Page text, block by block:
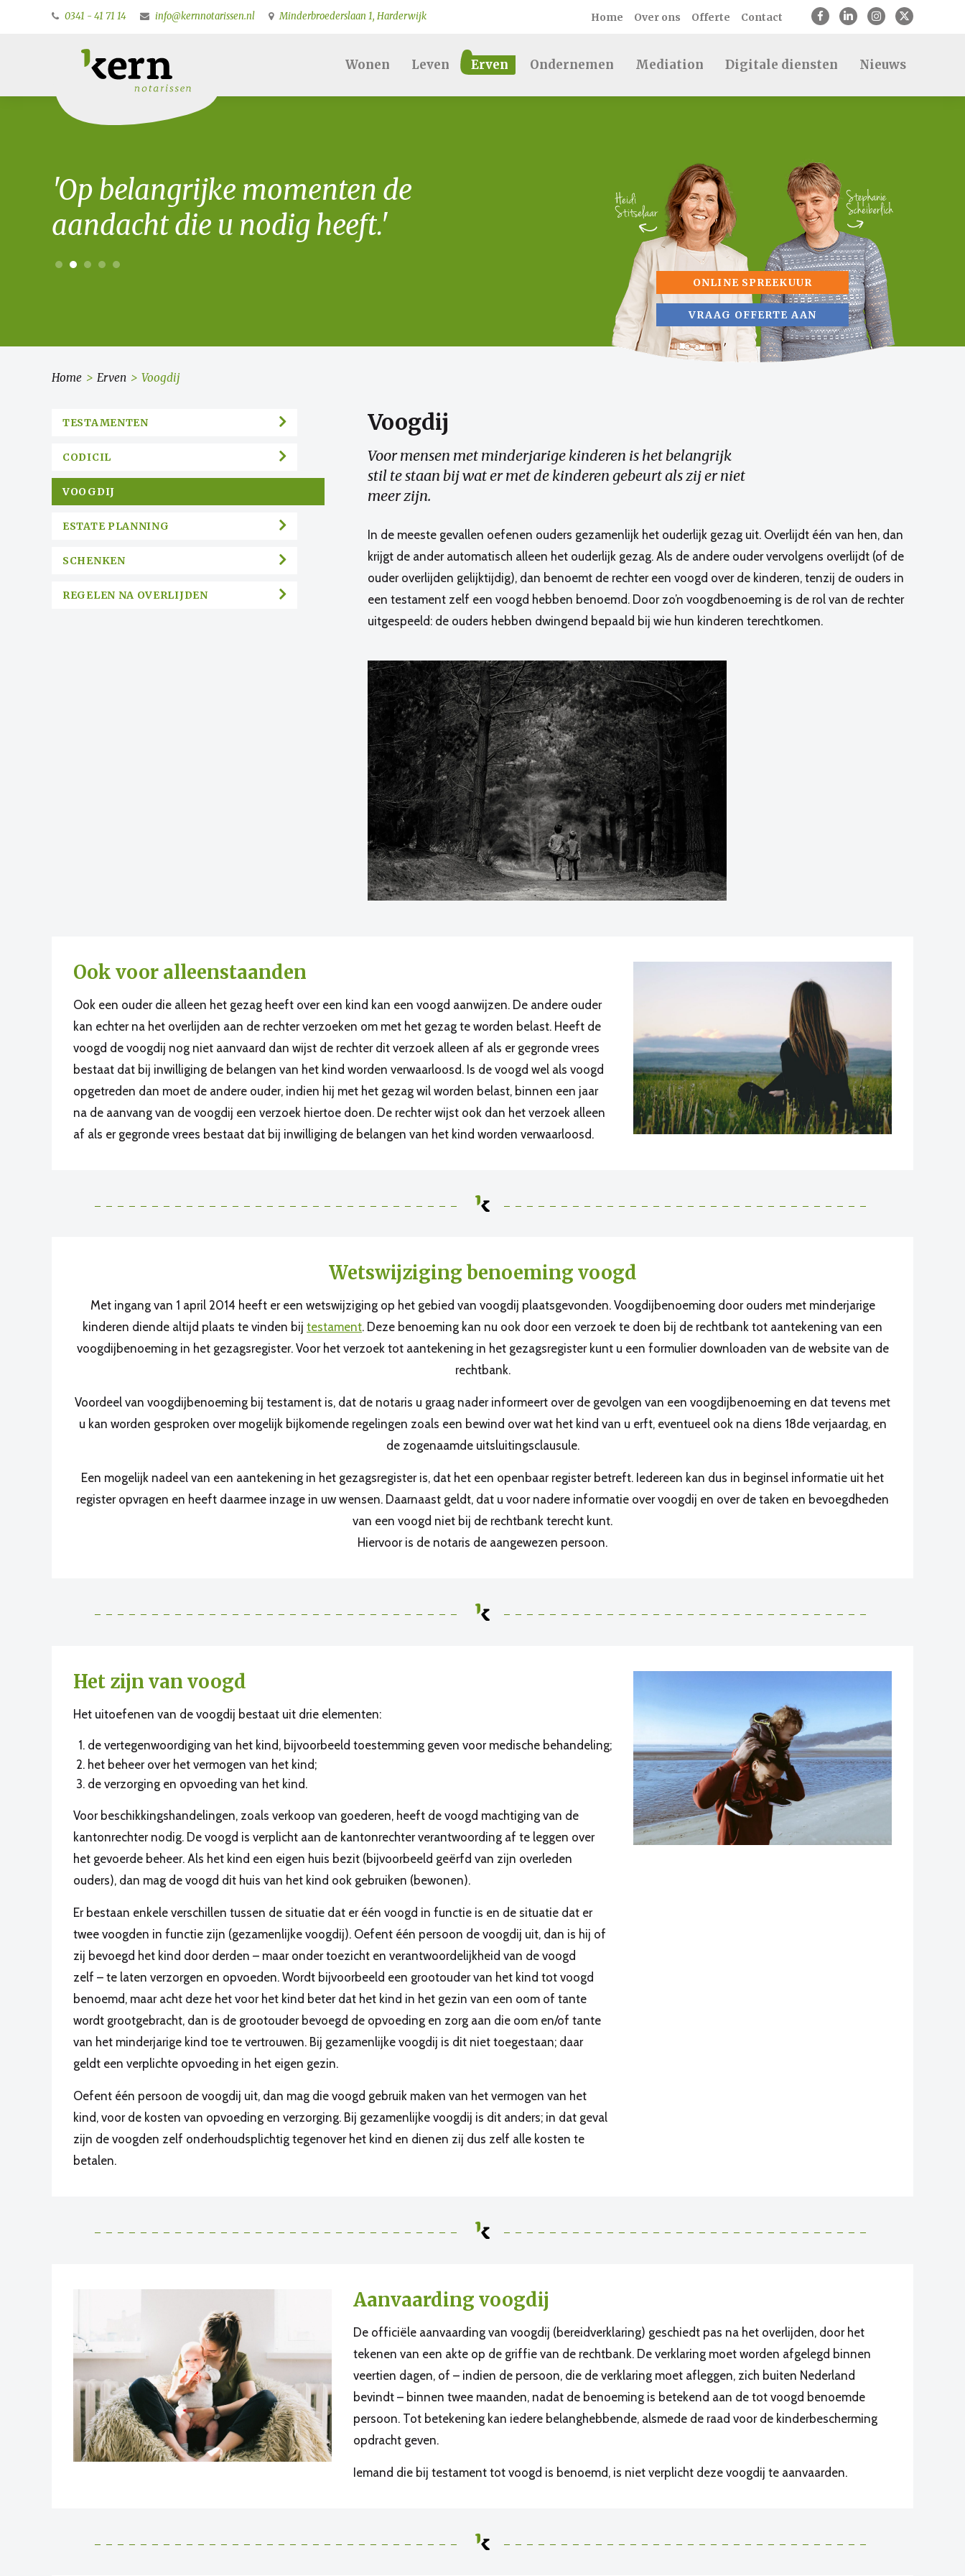
0341 - 41 71 14 info@kernnotarissen.nl Minderbroederslaan 1, Harderwijk Home Over ons Offerte Contact
Wonen Leven Erven Ondernemen Mediation Digitale diensten Nieuws
ONLINE SPREEKUUR
VRAAG OFFERTE AAN
'Op belangrijke momenten de
aandacht die u nodig heeft.'
Home > Erven > Voogdij
TESTAMENTEN
CODICIL
VOOGDIJ
ESTATE PLANNING
SCHENKEN
REGELEN NA OVERLIJDEN
Voogdij
Voor mensen met minderjarige kinderen is het belangrijk
stil te staan bij wat er met de kinderen gebeurt als zij er niet
meer zijn.
In de meeste gevallen oefenen ouders gezamenlijk het ouderlijk gezag uit. Overlijdt één van hen, dan
krijgt de ander automatisch alleen het ouderlijk gezag. Als de andere ouder vervolgens overlijdt (of de
ouder overlijden gelijktijdig), dan benoemt de rechter een voogd over de kinderen, tenzij de ouders in
een testament zelf een voogd hebben benoemd. Door zo’n voogdbenoeming is de rol van de rechter
uitgespeeld: de ouders hebben dwingend bepaald bij wie hun kinderen terechtkomen.
Ook voor alleenstaanden
Ook een ouder die alleen het gezag heeft over een kind kan een voogd aanwijzen. De andere ouder
kan echter na het overlijden aan de rechter verzoeken om met het gezag te worden belast. Heeft de
voogd de voogdij nog niet aanvaard dan wijst de rechter dit verzoek alleen af als er gegronde vrees
bestaat dat bij inwilliging de belangen van het kind worden verwaarloosd. Is de voogd wel als voogd
opgetreden dan moet de andere ouder, indien hij met het gezag wil worden belast, binnen een jaar
na de aanvang van de voogdij een verzoek hiertoe doen. De rechter wijst ook dan het verzoek alleen
af als er gegronde vrees bestaat dat bij inwilliging de belangen van het kind worden verwaarloosd.
Wetswijziging benoeming voogd
Met ingang van 1 april 2014 heeft er een wetswijziging op het gebied van voogdij plaatsgevonden. Voogdijbenoeming door ouders met minderjarige
kinderen diende altijd plaats te vinden bij testament. Deze benoeming kan nu ook door een verzoek te doen bij de rechtbank tot aantekening van een
voogdijbenoeming in het gezagsregister. Voor het verzoek tot aantekening in het gezagsregister kunt u een formulier downloaden van de website van de
rechtbank.
Voordeel van voogdijbenoeming bij testament is, dat de notaris u graag nader informeert over de gevolgen van een voogdijbenoeming en dat tevens met
u kan worden gesproken over mogelijk bijkomende regelingen zoals een bewind over wat het kind van u erft, eventueel ook na diens 18de verjaardag, en
de zogenaamde uitsluitingsclausule.
Een mogelijk nadeel van een aantekening in het gezagsregister is, dat het een openbaar register betreft. Iedereen kan dus in beginsel informatie uit het
register opvragen en heeft daarmee inzage in uw wensen. Daarnaast geldt, dat u voor nadere informatie over voogdij en over de taken en bevoegdheden
van een voogd niet bij de rechtbank terecht kunt.
Hiervoor is de notaris de aangewezen persoon.
Het zijn van voogd
Het uitoefenen van de voogdij bestaat uit drie elementen:
de vertegenwoordiging van het kind, bijvoorbeeld toestemming geven voor medische behandeling;
het beheer over het vermogen van het kind;
de verzorging en opvoeding van het kind.
Voor beschikkingshandelingen, zoals verkoop van goederen, heeft de voogd machtiging van de
kantonrechter nodig. De voogd is verplicht aan de kantonrechter verantwoording af te leggen over
het gevoerde beheer. Als het kind een eigen huis bezit (bijvoorbeeld geërfd van zijn overleden
ouders), dan mag de voogd dit huis van het kind ook gebruiken (bewonen).
Er bestaan enkele verschillen tussen de situatie dat er één voogd in functie is en de situatie dat er
twee voogden in functie zijn (gezamenlijke voogdij). Oefent één persoon de voogdij uit, dan is hij of
zij bevoegd het kind door derden – maar onder toezicht en verantwoordelijkheid van de voogd
zelf – te laten verzorgen en opvoeden. Wordt bijvoorbeeld een grootouder van het kind tot voogd
benoemd, maar acht deze het voor het kind beter dat het kind in het gezin van een oom of tante
wordt grootgebracht, dan is de grootouder bevoegd de opvoeding en zorg aan die oom en/of tante
van het minderjarige kind toe te vertrouwen. Bij gezamenlijke voogdij is dit niet toegestaan; daar
geldt een verplichte opvoeding in het eigen gezin.
Oefent één persoon de voogdij uit, dan mag die voogd gebruik maken van het vermogen van het
kind, voor de kosten van opvoeding en verzorging. Bij gezamenlijke voogdij is dit anders; in dat geval
zijn de voogden zelf onderhoudsplichtig tegenover het kind en dienen zij dus zelf alle kosten te
betalen.
Aanvaarding voogdij
De officiële aanvaarding van voogdij (bereidverklaring) geschiedt pas na het overlijden, door het
tekenen van een akte op de griffie van de rechtbank. De verklaring moet worden afgelegd binnen
veertien dagen, of – indien de persoon, die de verklaring moet afleggen, zich buiten Nederland
bevindt – binnen twee maanden, nadat de benoeming is betekend aan de tot voogd benoemde
persoon. Tot betekening kan iedere belanghebbende, alsmede de raad voor de kinderbescherming
opdracht geven.
Iemand die bij testament tot voogd is benoemd, is niet verplicht deze voogdij te aanvaarden.